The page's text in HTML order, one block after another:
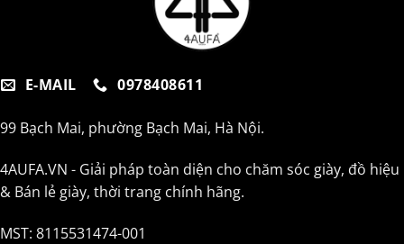
E-MAIL 0978408611
99 Bạch Mai, phường Bạch Mai, Hà Nội.
4AUFA.VN - Giải pháp toàn diện cho chăm sóc giày, đồ hiệu
& Bán lẻ giày, thời trang chính hãng.
MST: 8115531474-001